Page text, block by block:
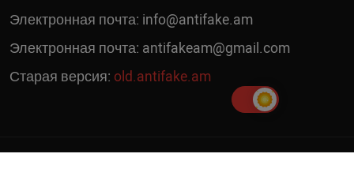
Электронная почта: info@antifake.am
Электронная почта: antifakeam@gmail.com
Старая версия: old.antifake.am